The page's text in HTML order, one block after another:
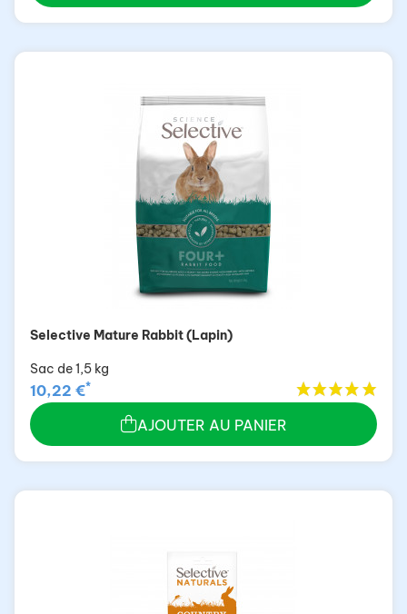
Selective Mature Rabbit (Lapin)
Sac de 1,5 kg
10,22 €*
AJOUTER AU PANIER